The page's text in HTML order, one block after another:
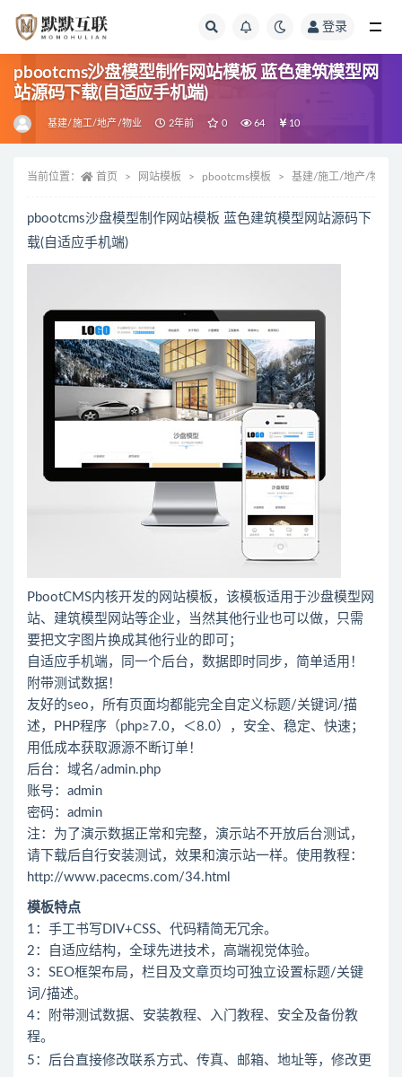
登录
pbootcms沙盘模型制作网站模板 蓝色建筑模型网
站源码下载(自适应手机端)
基建/施工/地产/物业 2年前 0 64 10
当前位置： 首页 网站模板 pbootcms模板 基建/施工/地产/物业
pbootcms沙盘模型制作网站模板 蓝色建筑模型网站源码下
载(自适应手机端)
PbootCMS内核开发的网站模板，该模板适用于沙盘模型网
站、建筑模型网站等企业，当然其他行业也可以做，只需
要把文字图片换成其他行业的即可；
自适应手机端，同一个后台，数据即时同步，简单适用！
附带测试数据！
友好的seo，所有页面均都能完全自定义标题/关键词/描
述，PHP程序（php≥7.0，＜8.0），安全、稳定、快速；
用低成本获取源源不断订单！
后台：域名/admin.php
账号：admin
密码：admin
注：为了演示数据正常和完整，演示站不开放后台测试，
请下载后自行安装测试，效果和演示站一样。使用教程：
http://www.pacecms.com/34.html
模板特点
1：手工书写DIV+CSS、代码精简无冗余。
2：自适应结构，全球先进技术，高端视觉体验。
3：SEO框架布局，栏目及文章页均可独立设置标题/关键
词/描述。
4：附带测试数据、安装教程、入门教程、安全及备份教
程。
5：后台直接修改联系方式、传真、邮箱、地址等，修改更